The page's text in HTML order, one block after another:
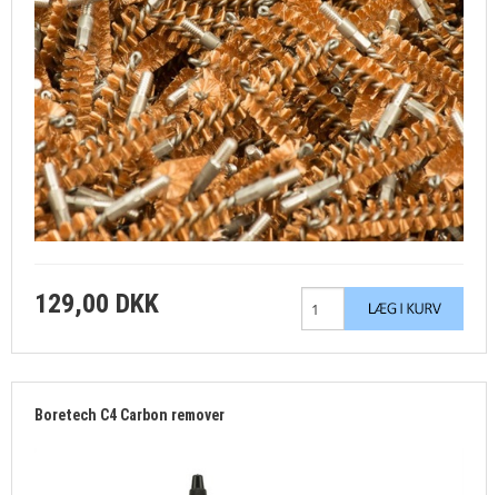
129,00 DKK
Boretech C4 Carbon remover